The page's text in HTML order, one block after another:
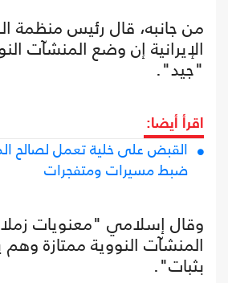
من جانبه، قال رئيس منظمة
الإيرانية إن وضع المنشآت
"جيد".
اقرأ أيضا:
القبض على خلية تعمل لصالح
ضبط مسيرات ومتفجرات
وقال إسلامي "معنويات
المنشآت النووية ممتازة
بثبات".